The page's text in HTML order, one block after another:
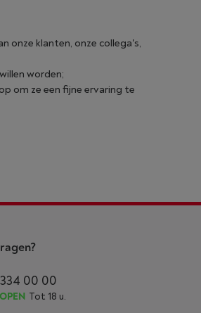
onze klanten, onze collega's,
worden;
om ze een fijne ervaring te
00 00
Tot 18 u.